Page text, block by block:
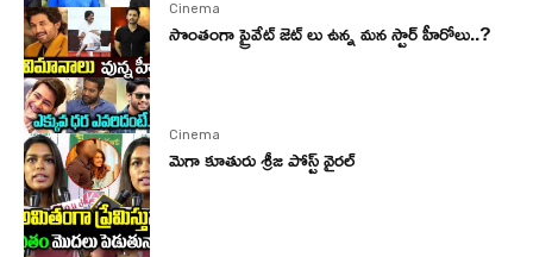
Cinema
సొంతంగా ప్రైవేట్ జెట్ లు ఉన్న మన స్టార్ హీరోలు..?
Cinema
మెగా కూతురు శ్రీజ పోస్ట్ వైరల్